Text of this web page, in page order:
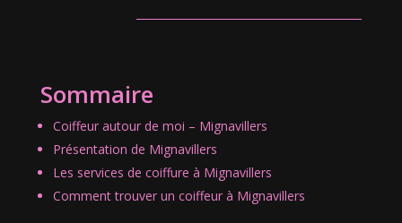
Sommaire
Coiffeur autour de moi – Mignavillers
Présentation de Mignavillers
Les services de coiffure à Mignavillers
Comment trouver un coiffeur à Mignavillers